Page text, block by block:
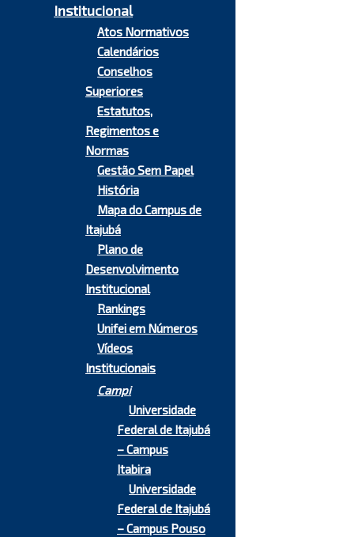
Institucional
Atos Normativos
Calendários
Conselhos
Superiores
Estatutos,
Regimentos e
Normas
Gestão Sem Papel
História
Mapa do Campus de
Itajubá
Plano de
Desenvolvimento
Institucional
Rankings
Unifei em Números
Vídeos
Institucionais
Campi
Universidade
Federal de Itajubá
– Campus
Itabira
Universidade
Federal de Itajubá
– Campus Pouso